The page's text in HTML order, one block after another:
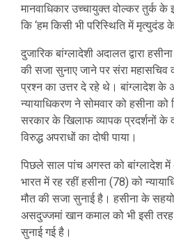
मानवाधिकार उच्चायुक्त वोल्कर तुर्क
कि ‘हम किसी भी परिस्थिति में
दुजारिक बांग्लादेशी अदालत द्वारा
की सजा सुनाए जाने पर संरा महासचिव
प्रश्न का उत्तर दे रहे थे। बांग्लादेश के
न्यायाधिकरण ने सोमवार को हसीना
सरकार के खिलाफ व्यापक प्रदर्शनों के
विरुद्ध अपराधों का दोषी पाया।
पिछले साल पांच अगस्त को बांग्लादेश
भारत में रह रहीं हसीना (78) को
मौत की सजा सुनाई है। हसीना के
असदुज्जमां खान कमाल को भी इसी
सुनाई गई है।